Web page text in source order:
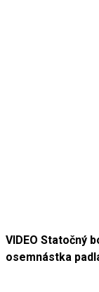
VIDEO Statočný
osemnástka